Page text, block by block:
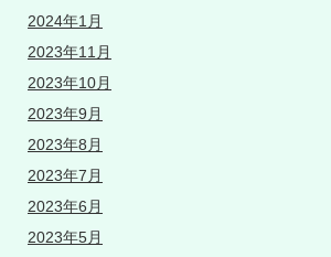
2024年1月
2023年11月
2023年10月
2023年9月
2023年8月
2023年7月
2023年6月
2023年5月